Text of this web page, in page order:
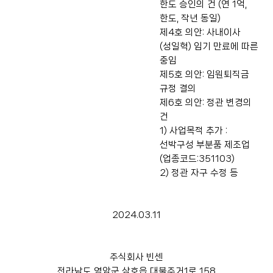
한도 승인의 건 (연 1억,
한도, 작년 동일)
제4호 의안: 사내이사
(성일혁) 임기 만료에 따른
중임
제5호 의안: 임원퇴직금
규정 결의
제6호 의안: 정관 변경의
건
1) 사업목적 추가 :
선박구성 부분품 제조업
(업종코드:351103)
2) 정관 자구 수정 등
2024.03.11
주식회사 빈센